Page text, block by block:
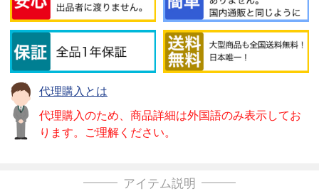
代理購入とは
代理購入のため、商品詳細は外国語のみ表示してお
ります。ご理解ください。
アイテム説明